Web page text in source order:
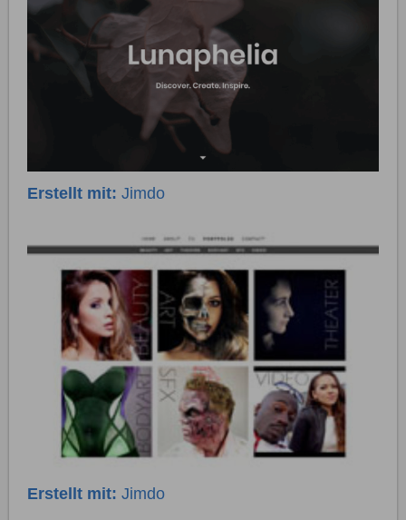
Erstellt mit: Jimdo
Erstellt mit: Jimdo